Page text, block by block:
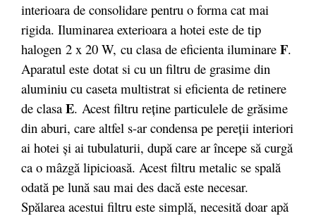
interioara de consolidare pentru o forma cat mai
rigida. Iluminarea exterioara a hotei este de tip
halogen 2 x 20 W, cu clasa de eficienta iluminare F.
Aparatul este dotat si cu un filtru de grasime din
aluminiu cu caseta multistrat si eficienta de retinere
de clasa E. Acest filtru reţine particulele de grăsime
din aburi, care altfel s-ar condensa pe pereţii interiori
ai hotei şi ai tubulaturii, după care ar începe să curgă
ca o mâzgă lipicioasă. Acest filtru metalic se spală
odată pe lună sau mai des dacă este necesar.
Spălarea acestui filtru este simplă, necesită doar apă